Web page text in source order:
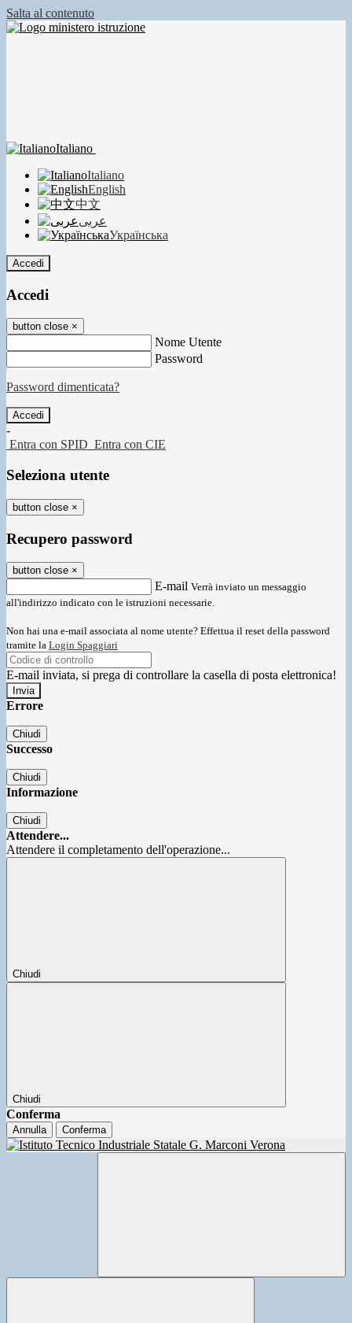
Salta al contenuto
Italiano
Italiano
English
中文
عربى
Українська
Accedi
Accedi
button close ×
Nome Utente
Password
Password dimenticata?
-
Entra con SPID Entra con CIE
Seleziona utente
button close ×
Recupero password
button close ×
E-mail Verrà inviato un messaggio
all'indirizzo indicato con le istruzioni necessarie.
Non hai una e-mail associata al nome utente? Effettua il reset della password
tramite la Login Spaggiari
E-mail inviata, si prega di controllare la casella di posta elettronica!
Errore
Chiudi
Successo
Chiudi
Informazione
Chiudi
Attendere...
Attendere il completamento dell'operazione...
Chiudi
Chiudi
Conferma
Annulla Conferma